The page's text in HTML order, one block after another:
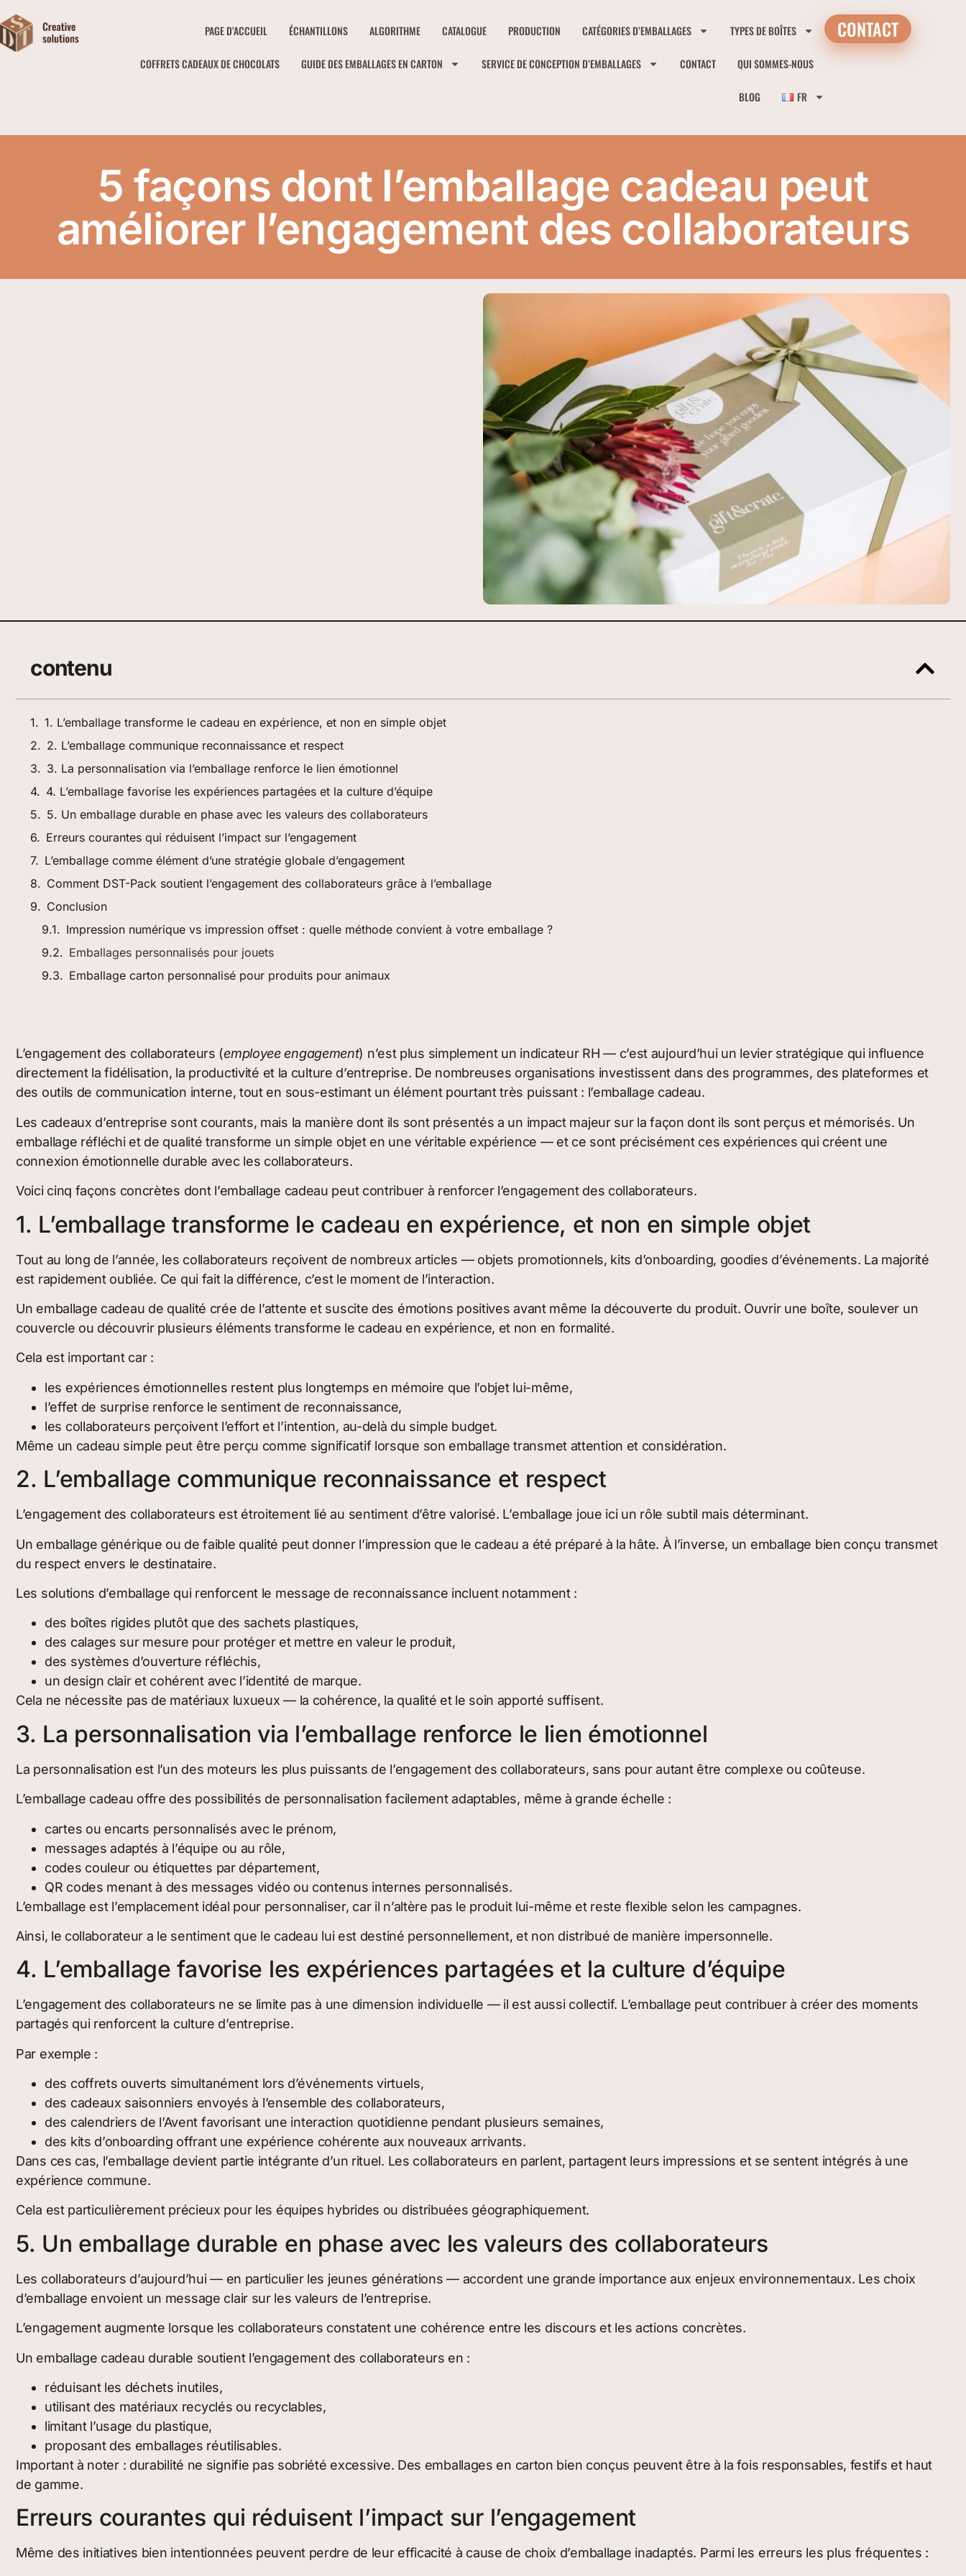
PAGE D’ACCUEIL ÉCHANTILLONS ALGORITHME CATALOGUE PRODUCTION CATÉGORIES D’EMBALLAGES TYPES DE BOÎTES
COFFRETS CADEAUX DE CHOCOLATS GUIDE DES EMBALLAGES EN CARTON SERVICE DE CONCEPTION D’EMBALLAGES CONTACT QUI SOMMES-NOUS
BLOG FR
CONTACT
5 façons dont l’emballage cadeau peut
améliorer l’engagement des collaborateurs
contenu
1. L’emballage transforme le cadeau en expérience, et non en simple objet
2. L’emballage communique reconnaissance et respect
3. La personnalisation via l’emballage renforce le lien émotionnel
4. L’emballage favorise les expériences partagées et la culture d’équipe
5. Un emballage durable en phase avec les valeurs des collaborateurs
Erreurs courantes qui réduisent l’impact sur l’engagement
L’emballage comme élément d’une stratégie globale d’engagement
Comment DST-Pack soutient l’engagement des collaborateurs grâce à l’emballage
Conclusion
Impression numérique vs impression offset : quelle méthode convient à votre emballage ?
Emballages personnalisés pour jouets
Emballage carton personnalisé pour produits pour animaux
L’engagement des collaborateurs (employee engagement) n’est plus simplement un indicateur RH — c’est aujourd’hui un levier stratégique qui influence
directement la fidélisation, la productivité et la culture d’entreprise. De nombreuses organisations investissent dans des programmes, des plateformes et
des outils de communication interne, tout en sous-estimant un élément pourtant très puissant : l’emballage cadeau.
Les cadeaux d’entreprise sont courants, mais la manière dont ils sont présentés a un impact majeur sur la façon dont ils sont perçus et mémorisés. Un
emballage réfléchi et de qualité transforme un simple objet en une véritable expérience — et ce sont précisément ces expériences qui créent une
connexion émotionnelle durable avec les collaborateurs.
Voici cinq façons concrètes dont l’emballage cadeau peut contribuer à renforcer l’engagement des collaborateurs.
1. L’emballage transforme le cadeau en expérience, et non en simple objet
Tout au long de l’année, les collaborateurs reçoivent de nombreux articles — objets promotionnels, kits d’onboarding, goodies d’événements. La majorité
est rapidement oubliée. Ce qui fait la différence, c’est le moment de l’interaction.
Un emballage cadeau de qualité crée de l’attente et suscite des émotions positives avant même la découverte du produit. Ouvrir une boîte, soulever un
couvercle ou découvrir plusieurs éléments transforme le cadeau en expérience, et non en formalité.
Cela est important car :
les expériences émotionnelles restent plus longtemps en mémoire que l’objet lui-même,
l’effet de surprise renforce le sentiment de reconnaissance,
les collaborateurs perçoivent l’effort et l’intention, au-delà du simple budget.
Même un cadeau simple peut être perçu comme significatif lorsque son emballage transmet attention et considération.
2. L’emballage communique reconnaissance et respect
L’engagement des collaborateurs est étroitement lié au sentiment d’être valorisé. L’emballage joue ici un rôle subtil mais déterminant.
Un emballage générique ou de faible qualité peut donner l’impression que le cadeau a été préparé à la hâte. À l’inverse, un emballage bien conçu transmet
du respect envers le destinataire.
Les solutions d’emballage qui renforcent le message de reconnaissance incluent notamment :
des boîtes rigides plutôt que des sachets plastiques,
des calages sur mesure pour protéger et mettre en valeur le produit,
des systèmes d’ouverture réfléchis,
un design clair et cohérent avec l’identité de marque.
Cela ne nécessite pas de matériaux luxueux — la cohérence, la qualité et le soin apporté suffisent.
3. La personnalisation via l’emballage renforce le lien émotionnel
La personnalisation est l’un des moteurs les plus puissants de l’engagement des collaborateurs, sans pour autant être complexe ou coûteuse.
L’emballage cadeau offre des possibilités de personnalisation facilement adaptables, même à grande échelle :
cartes ou encarts personnalisés avec le prénom,
messages adaptés à l’équipe ou au rôle,
codes couleur ou étiquettes par département,
QR codes menant à des messages vidéo ou contenus internes personnalisés.
L’emballage est l’emplacement idéal pour personnaliser, car il n’altère pas le produit lui-même et reste flexible selon les campagnes.
Ainsi, le collaborateur a le sentiment que le cadeau lui est destiné personnellement, et non distribué de manière impersonnelle.
4. L’emballage favorise les expériences partagées et la culture d’équipe
L’engagement des collaborateurs ne se limite pas à une dimension individuelle — il est aussi collectif. L’emballage peut contribuer à créer des moments
partagés qui renforcent la culture d’entreprise.
Par exemple :
des coffrets ouverts simultanément lors d’événements virtuels,
des cadeaux saisonniers envoyés à l’ensemble des collaborateurs,
des calendriers de l’Avent favorisant une interaction quotidienne pendant plusieurs semaines,
des kits d’onboarding offrant une expérience cohérente aux nouveaux arrivants.
Dans ces cas, l’emballage devient partie intégrante d’un rituel. Les collaborateurs en parlent, partagent leurs impressions et se sentent intégrés à une
expérience commune.
Cela est particulièrement précieux pour les équipes hybrides ou distribuées géographiquement.
5. Un emballage durable en phase avec les valeurs des collaborateurs
Les collaborateurs d’aujourd’hui — en particulier les jeunes générations — accordent une grande importance aux enjeux environnementaux. Les choix
d’emballage envoient un message clair sur les valeurs de l’entreprise.
L’engagement augmente lorsque les collaborateurs constatent une cohérence entre les discours et les actions concrètes.
Un emballage cadeau durable soutient l’engagement des collaborateurs en :
réduisant les déchets inutiles,
utilisant des matériaux recyclés ou recyclables,
limitant l’usage du plastique,
proposant des emballages réutilisables.
Important à noter : durabilité ne signifie pas sobriété excessive. Des emballages en carton bien conçus peuvent être à la fois responsables, festifs et haut
de gamme.
Erreurs courantes qui réduisent l’impact sur l’engagement
Même des initiatives bien intentionnées peuvent perdre de leur efficacité à cause de choix d’emballage inadaptés. Parmi les erreurs les plus fréquentes :